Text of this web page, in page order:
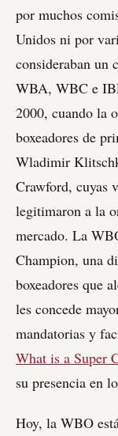
por muchos
Unidos ni por
consideraban un
WBA, WBC e
2000, cuando la
boxeadores de
Wladimir
Crawford, cuyas
legitimaron a la
mercado. La
Champion, una
boxeadores que
les concede
mandatorias y
What is a Super
su presencia en
Hoy, la WBO